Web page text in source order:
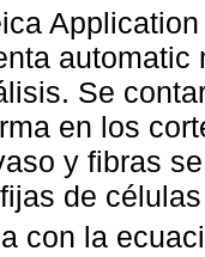
Se
en los
y fibras
de
con la